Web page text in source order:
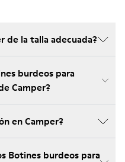
de la talla adecuada?
burdeos para
Camper?
en Camper?
Botines burdeos para